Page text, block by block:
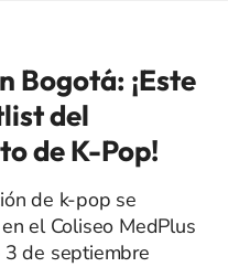
Bogotá: ¡Este
del
de K-Pop!
de k-pop se
el Coliseo MedPlus
de septiembre